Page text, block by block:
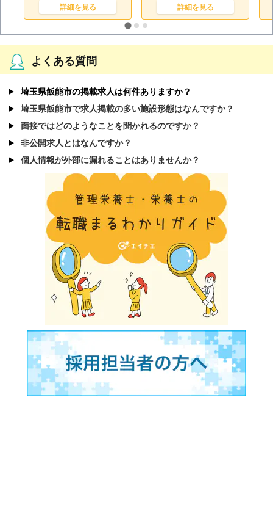
詳細を見る 詳細を見る
よくある質問
埼玉県飯能市の掲載求人は何件ありますか？
埼玉県飯能市で求人掲載の多い施設形態はなんですか？
面接ではどのようなことを聞かれるのですか？
非公開求人とはなんですか？
個人情報が外部に漏れることはありませんか？